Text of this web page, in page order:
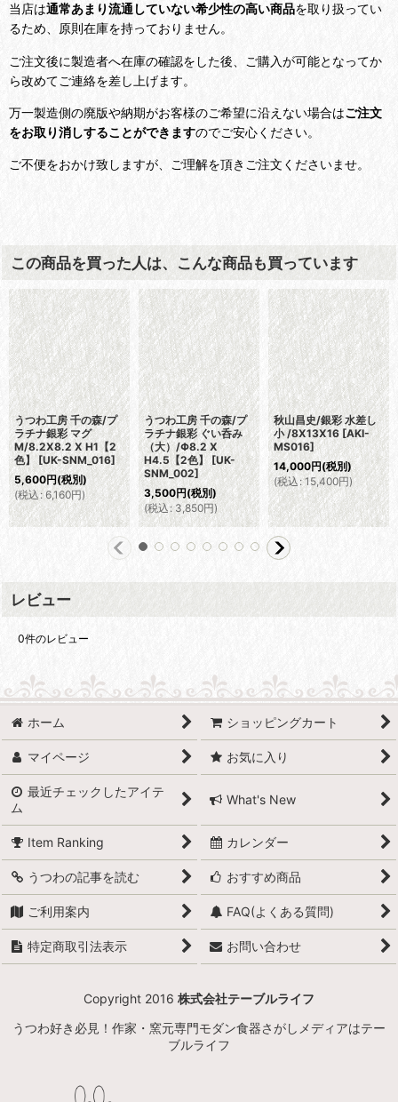
当店は通常あまり流通していない希少性の高い商品を取り扱ってい
るため、原則在庫を持っておりません。
ご注文後に製造者へ在庫の確認をした後、ご購入が可能となってか
ら改めてご連絡を差し上げます。
万一製造側の廃版や納期がお客様のご希望に沿えない場合はご注文
をお取り消しすることができますのでご安心ください。
ご不便をおかけ致しますが、ご理解を頂きご注文くださいませ。
この商品を買った人は、こんな商品も買っています
うつわ工房 千の森/プ
ラチナ銀彩 マグ
M/8.2X8.2 X H1【2
色】 [UK-SNM_016]
5,600円(税別)
(税込 : 6,160円)
うつわ工房 千の森/プ
ラチナ銀彩 ぐい呑み
（大）/Φ8.2 X
H4.5【2色】 [UK-
SNM_002]
3,500円(税別)
(税込: 3,850円)
秋山昌史/銀彩 水差し
小 /8X13X16 [AKI-
MS016]
14,000円(税別)
(税込 : 15,400円)
レビュー
0件のレビュー
ホーム ショッピングカート
マイページ お気に入り
最近チェックしたアイテ
ム
What's New
Item Ranking カレンダー
うつわの記事を読む おすすめ商品
ご利用案内 FAQ(よくある質問)
特定商取引法表示 お問い合わせ
Copyright 2016 株式会社テーブルライフ
うつわ好き必見！作家・窯元専門モダン食器さがしメディアはテー
ブルライフ